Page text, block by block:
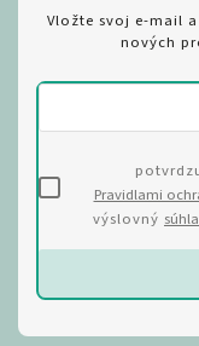
Vložte svoj e-mail
nových
Pravidlami
výslovný